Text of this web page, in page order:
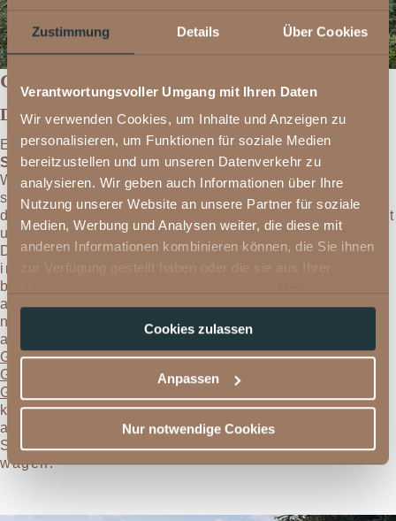
Zustimmung Details Über Cookies
Verantwortungsvoller Umgang mit Ihren Daten
Wir verwenden Cookies, um Inhalte und Anzeigen zu
personalisieren, um Funktionen für soziale Medien
bereitzustellen und um unseren Datenverkehr zu
analysieren. Wir geben auch Informationen über Ihre
Nutzung unserer Website an unsere Partner für soziale
Medien, Werbung und Analysen weiter, die diese mit
anderen Informationen kombinieren können, die Sie ihnen
zur Verfügung gestellt haben oder die sie aus Ihrer
Informationen
Cookies zulassen
Anpassen
Nur notwendige Cookies
GOLF
Der besondere Genuss
Entdecken Sie die Faszination Golf im
Sommerurlaub im Montafonauf neue Art und
Weise. Legen Sie Ihren Ball auf das satte Green,
schlagen Sie ab, halten Sie inne und folgen Sie
dem Ball mit Ihren Augen, bis er sich langsam senkt
und vor einer prachtvollen Kulisse liegen bleibt.
Denn diese Golferfahrung erleben Sie hier bei uns
inmitten der Alpen, umringt von den
beeindruckenden Bergen Vorarlbergs in einer
atemberaubend schönen Lage. Das Montafon hat
nämlich neben wunderbaren Wanderwegen auch
ausgezeichnete Golfclubs und Golfplätze wie den
Golfclub Montafon Schruns-Tschagguns, den
Golfclub Silvretta
, denGolfclub Braz
Golfclub Brand
können Sie auch auf einigen Driving Ranges in
aller Ruhe Ihren Abschlag perfektionieren, bevor
Sie sich auf die schier endlosen grünen Bahnen
wagen.